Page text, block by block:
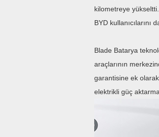
kilometreye
BYD kullanıcılarını
Blade Batarya
araçlarının
garantisine ek olarak
elektrikli güç